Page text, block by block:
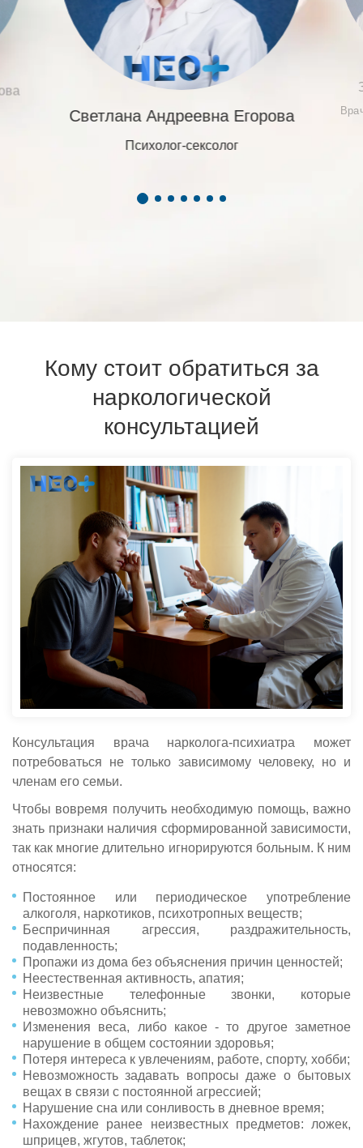
Светлана Андреевна Егорова
Психолог-сексолог
Кому стоит обратиться за
наркологической
консультацией
Консультация врача нарколога-психиатра может
потребоваться не только зависимому человеку, но и
членам его семьи.
Чтобы вовремя получить необходимую помощь, важно
знать признаки наличия сформированной зависимости,
так как многие длительно игнорируются больным. К ним
относятся:
Постоянное или периодическое употребление
алкоголя, наркотиков, психотропных веществ;
Беспричинная агрессия, раздражительность,
подавленность;
Пропажи из дома без объяснения причин ценностей;
Неестественная активность, апатия;
Неизвестные телефонные звонки, которые
невозможно объяснить;
Изменения веса, либо какое - то другое заметное
нарушение в общем состоянии здоровья;
Потеря интереса к увлечениям, работе, спорту, хобби;
Невозможность задавать вопросы даже о бытовых
вещах в связи с постоянной агрессией;
Нарушение сна или сонливость в дневное время;
Нахождение ранее неизвестных предметов: ложек,
шприцев, жгутов, таблеток;